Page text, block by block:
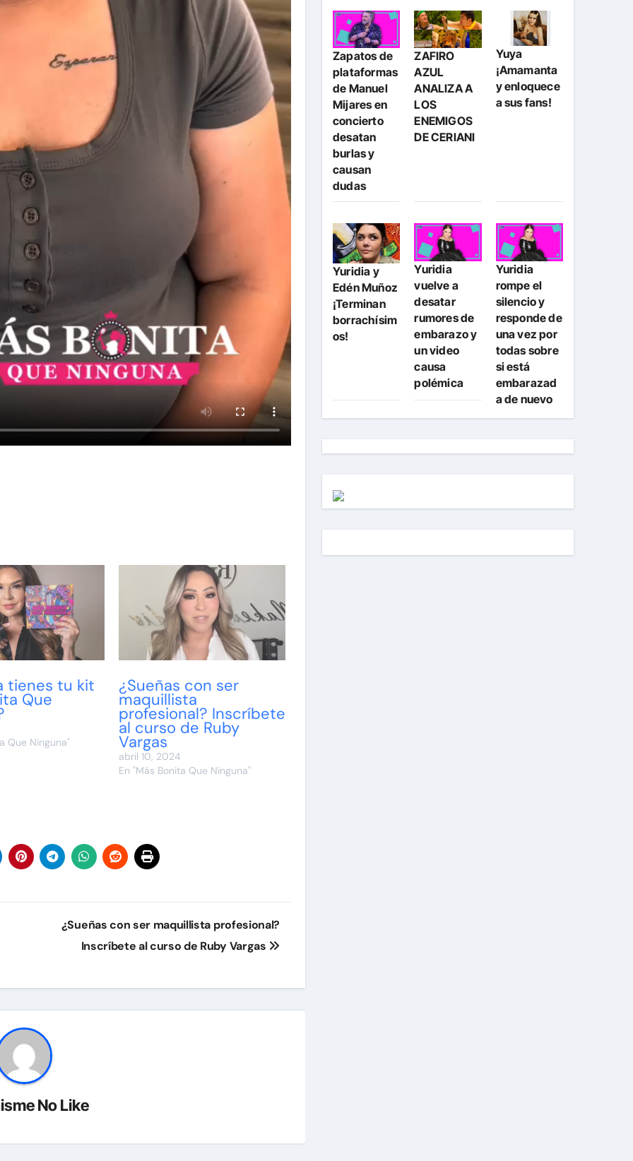
tienes tu kit
Que
Que Ninguna"
¿Sueñas con ser
maquillista
profesional? Inscríbete
al curso de Ruby
Vargas
abril 10, 2024
En "Más Bonita Que Ninguna"
¿Sueñas con ser maquillista profesional?
Inscríbete al curso de Ruby Vargas
No Like
Zapatos de
plataformas
de Manuel
Mijares en
concierto
desatan
burlas y
causan
dudas
ZAFIRO
AZUL
ANALIZA A
LOS
ENEMIGOS
DE CERIANI
Yuya
¡Amamanta
y enloquece
a sus fans!
Yuridia y
Edén Muñoz
¡Terminan
borrachísim
os!
Yuridia
vuelve a
desatar
rumores de
embarazo y
un video
causa
polémica
Yuridia
rompe el
silencio y
responde de
una vez por
todas sobre
si está
embarazad
a de nuevo